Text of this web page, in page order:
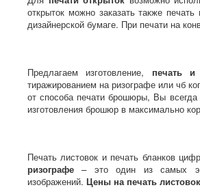
открыток можно заказать также
дизайнерской бумаге. При печати на
Предлагаем изготовление, печать
тиражированием на ризографе или чб
от способа печати брошюры, Вы всегда
изготовления брошюр в максимально
Печать листовок и печать бланков
ризографе – это один из самых
изображений. Цены на печать листовок